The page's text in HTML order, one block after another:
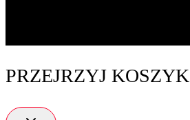
PRZEJRZYJ KOSZYK